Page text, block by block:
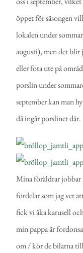
öppet för säsongen
lokalen under
augusti), men det
eller fota ute på
porslin under
september kan man
då ingår porslinet där.
Mina föräldrar
fördelar som jag vet
fick vi åka karusell
min pappa är
om / kör de bilarna